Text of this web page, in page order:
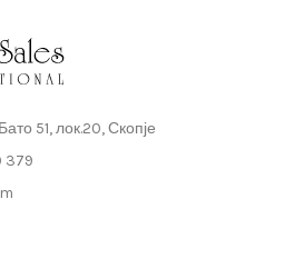
51, лок.20, Скопје
379